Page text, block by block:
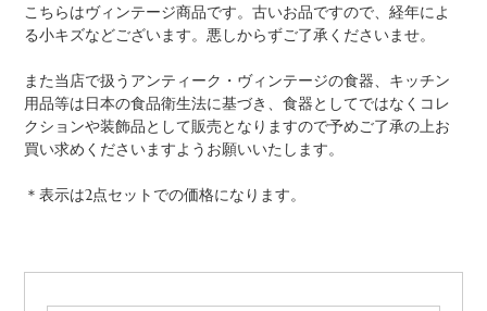
こちらはヴィンテージ商品です。古いお品ですので、経年によ
る小キズなどございます。悪しからずご了承くださいませ。
また当店で扱うアンティーク・ヴィンテージの食器、キッチン
用品等は日本の食品衛生法に基づき、食器としてではなくコレ
クションや装飾品として販売となりますので予めご了承の上お
買い求めくださいますようお願いいたします。
＊表示は2点セットでの価格になります。